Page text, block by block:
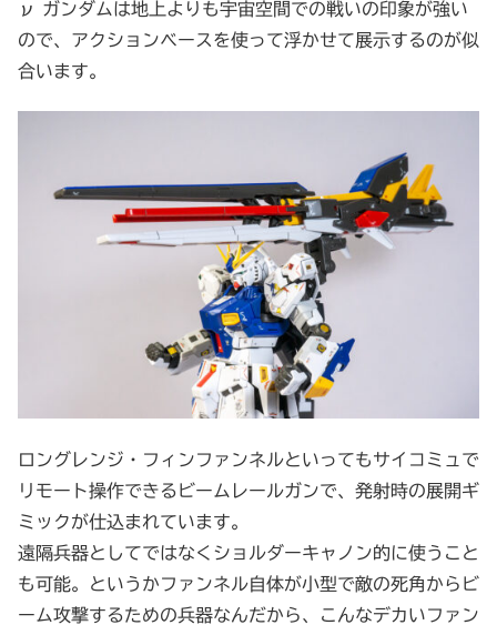
ν ガンダムは地上よりも宇宙空間での戦いの印象が強い
ので、アクションベースを使って浮かせて展示するのが似
合います。
ロングレンジ・フィンファンネルといってもサイコミュで
リモート操作できるビームレールガンで、発射時の展開ギ
ミックが仕込まれています。
遠隔兵器としてではなくショルダーキャノン的に使うこと
も可能。というかファンネル自体が小型で敵の死角からビ
ーム攻撃するための兵器なんだから、こんなデカいファン